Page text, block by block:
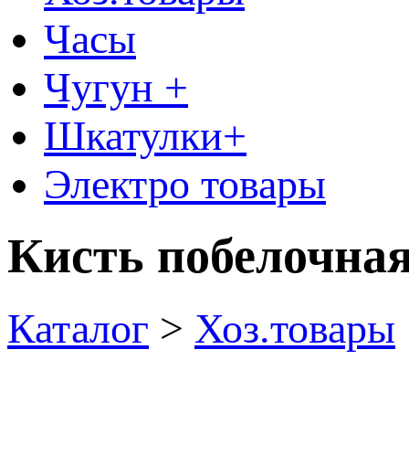
Часы
Чугун +
Шкатулки+
Электро товары
Кисть
Каталог > Хоз.товары